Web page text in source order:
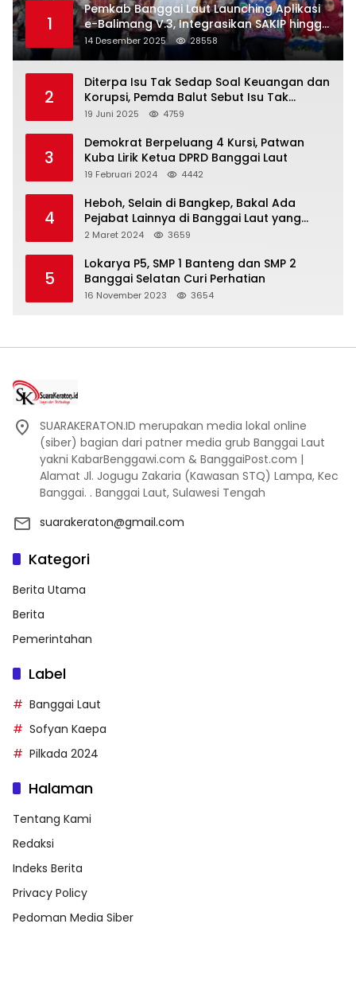
1
Pemkab Banggai Laut Launching Aplikasi
e-Balimang V.3, Integrasikan SAKIP hingga
Satu Data Layanan Publik
14 Desember 2025 28558
2
Diterpa Isu Tak Sedap Soal Keuangan dan
Korupsi, Pemda Balut Sebut Isu Tak
Berdasar
19 Juni 2025 4759
3
Demokrat Berpeluang 4 Kursi, Patwan
Kuba Lirik Ketua DPRD Banggai Laut
19 Februari 2024 4442
4
Heboh, Selain di Bangkep, Bakal Ada
Pejabat Lainnya di Banggai Laut yang
Bakal di Ciduk, Bagini Kata Kapolres!
2 Maret 2024 3659
5
Lokarya P5, SMP 1 Banteng dan SMP 2
Banggai Selatan Curi Perhatian
16 November 2023 3654
SUARAKERATON.ID merupakan media lokal online
(siber) bagian dari patner media grub Banggai Laut
yakni KabarBenggawi.com & BanggaiPost.com |
Alamat Jl. Jogugu Zakaria (Kawasan STQ) Lampa, Kec
Banggai. . Banggai Laut, Sulawesi Tengah
suarakeraton@gmail.com
Kategori
Berita Utama
Berita
Pemerintahan
Label
Banggai Laut
Sofyan Kaepa
Pilkada 2024
Halaman
Tentang Kami
Redaksi
Indeks Berita
Privacy Policy
Pedoman Media Siber